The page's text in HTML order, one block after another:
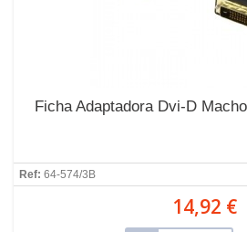
Ficha Adaptadora Dvi-D
Ref: 64-574/3B
14,92 €